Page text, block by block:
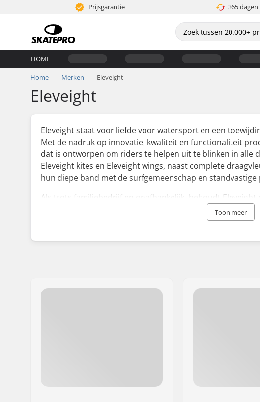
Prijsgarantie 365
HOME
Home Merken Eleveight
Eleveight
Eleveight staat voor liefde voor watersport en een
Met de nadruk op innovatie, kwaliteit en functionaliteit
dat is ontworpen om riders te helpen uit te blinken in alle
Eleveight kites en Eleveight wings, naast complete
hun diepe band met de surfgemeenschap en
Als trots familiebedrijf en onafhankelijk, behoudt Eleveight
compromissen. Hun toewijding aan prestaties en ontwerp
voor de sport, waardoor hun uitrusting de voorkeur
Toon meer